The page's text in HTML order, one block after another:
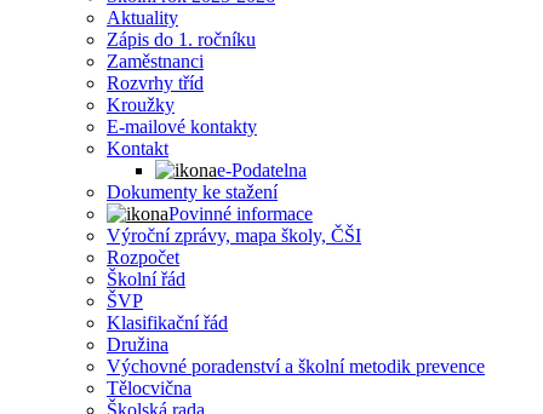
Aktuality
Zápis do 1. ročníku
Zaměstnanci
Rozvrhy tříd
Kroužky
E-mailové kontakty
Kontakt
e-Podatelna
Dokumenty ke stažení
Povinné informace
Výroční zprávy, mapa školy, ČŠI
Rozpočet
Školní řád
ŠVP
Klasifikační řád
Družina
Výchovné poradenství a školní metodik prevence
Tělocvična
Školská rada